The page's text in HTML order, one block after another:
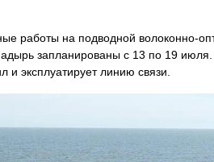
работы на подводной волоконно-
запланированы с 13 по 19
и эксплуатирует линию связи.